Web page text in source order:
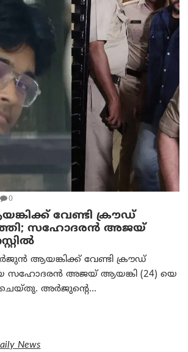
0
വേണ്ടി ക്രൗഡ്
സഹോദരന്‍ അജയ്
ആയങ്കിക്ക് വേണ്ടി ക്രൗഡ്
സഹോദരന്‍ അജയ് ആയങ്കി (24) യെ
ചെയ്തു. അർജുന്റെ...
News